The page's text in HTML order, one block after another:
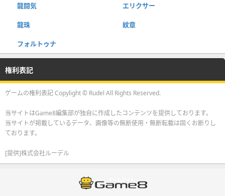
龍闘気 エリクサー
龍珠 紋章
フォルトゥナ
権利表記
ゲームの権利表記 Copylight © Rudel All Rights Reserved.
当サイトはGame8編集部が独自に作成したコンテンツを提供しております。
当サイトが掲載しているデータ、画像等の無断使用・無断転載は固くお断りし
ております。
[提供]株式会社ルーデル